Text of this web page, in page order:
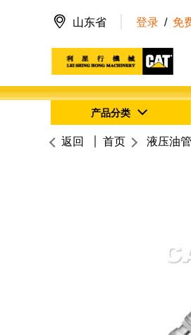
山东省 登录 / 免
产品分类
返回 首页 液压油